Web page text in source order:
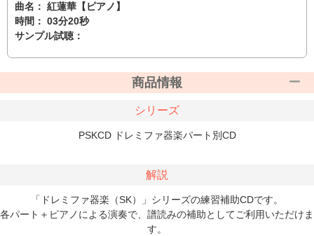
曲名： 紅蓮華【ピアノ】
時間： 03分20秒
サンプル試聴：
商品情報
シリーズ
PSKCD ドレミファ器楽パート別CD
解説
「ドレミファ器楽（SK）」シリーズの練習補助CDです。
各パート＋ピアノによる演奏で、譜読みの補助としてご利用いただけま
す。